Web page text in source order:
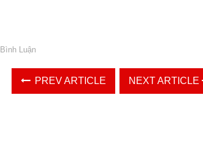
Luận
PREV ARTICLE NEXT ARTICLE